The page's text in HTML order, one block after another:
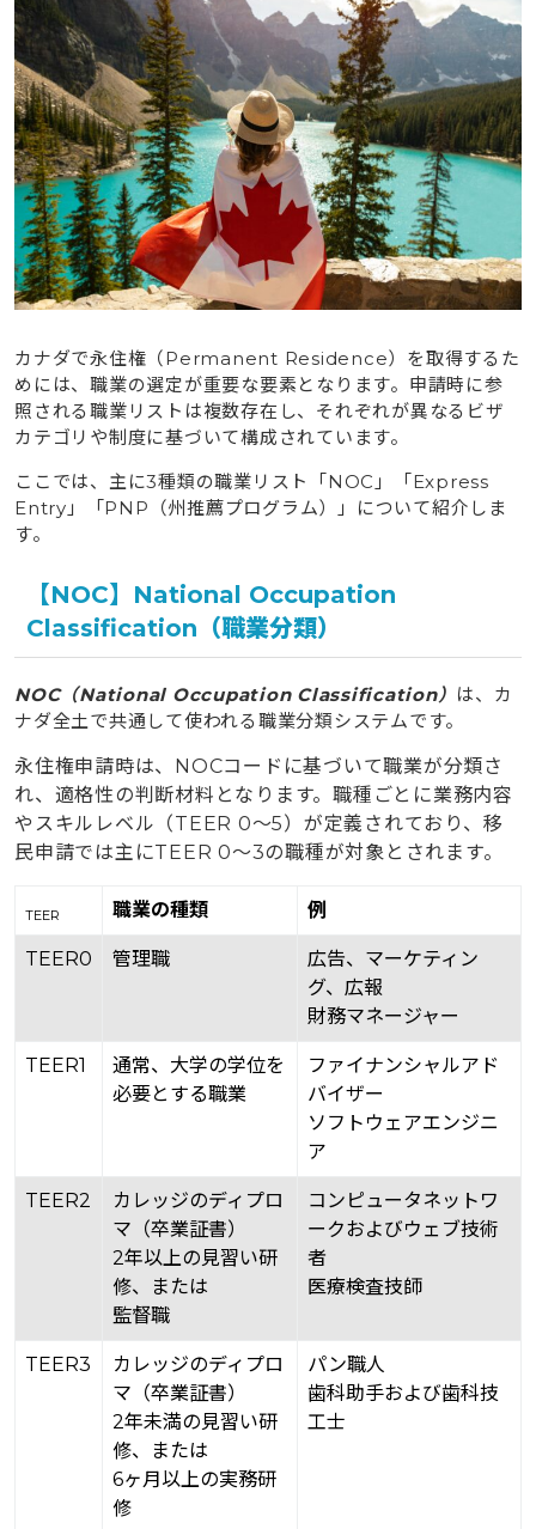
カナダで永住権（Permanent Residence）を取得するた
めには、職業の選定が重要な要素となります。申請時に参
照される職業リストは複数存在し、それぞれが異なるビザ
カテゴリや制度に基づいて構成されています。
ここでは、主に3種類の職業リスト「NOC」「Express
Entry」「PNP（州推薦プログラム）」について紹介しま
す。
【NOC】National Occupation
Classification（職業分類）
NOC（National Occupation Classification） は、カ
ナダ全土で共通して使われる職業分類システムです。
永住権申請時は、NOCコードに基づいて職業が分類さ
れ、適格性の判断材料となります。職種ごとに業務内容
やスキルレベル（TEER 0～5）が定義されており、移
民申請では主にTEER 0〜3の職種が対象とされます。
TEER 職業の種類 例
TEER0 管理職
広告、マーケティン
グ、広報
財務マネージャー
TEER1
通常、大学の学位を
必要とする職業
ファイナンシャルアド
バイザー
ソフトウェアエンジニ
ア
TEER2
カレッジのディプロ
マ（卒業証書）
2年以上の見習い研
修、または
監督職
コンピュータネットワ
ークおよびウェブ技術
者
医療検査技師
TEER3
カレッジのディプロ
マ（卒業証書）
2年未満の見習い研
修、または
6ヶ月以上の実務研
修
パン職人
歯科助手および歯科技
工士